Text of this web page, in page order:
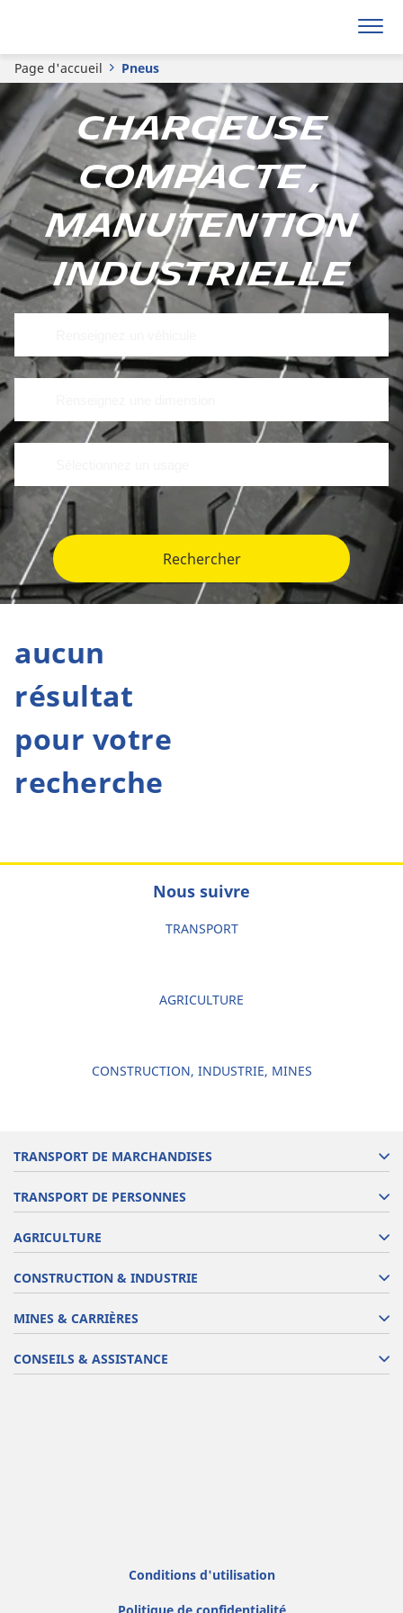
Page d'accueil Pneus
Chargeuse
compacte ,
Manutention
Industrielle
Rechercher
aucun
résultat
pour votre
recherche
Nous suivre
TRANSPORT
AGRICULTURE
CONSTRUCTION, INDUSTRIE, MINES
TRANSPORT DE MARCHANDISES
TRANSPORT DE PERSONNES
AGRICULTURE
CONSTRUCTION & INDUSTRIE
MINES & CARRIÈRES
CONSEILS & ASSISTANCE
Conditions d'utilisation